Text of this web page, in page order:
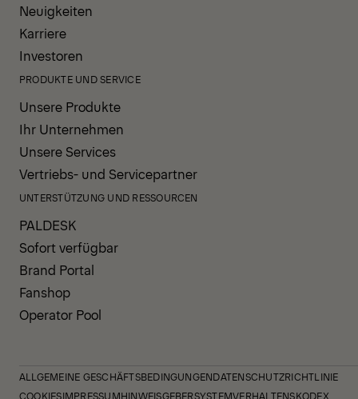
Neuigkeiten
Karriere
Investoren
PRODUKTE UND SERVICE
Unsere Produkte
Ihr Unternehmen
Unsere Services
Vertriebs- und Servicepartner
UNTERSTÜTZUNG UND RESSOURCEN
PALDESK
Sofort verfügbar
Brand Portal
Fanshop
Operator Pool
ALLGEMEINE GESCHÄFTSBEDINGUNGENDATENSCHUTZRICHTLINIE
COOKIESIMPRESSUMHINWEISGEBERSYSTEMVERHALTENSKODEX